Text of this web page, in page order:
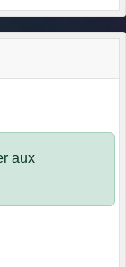
aux